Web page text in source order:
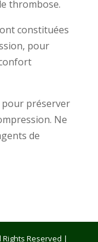
thrombose.
constituées
pour
préserver
Ne
de
Reserved |